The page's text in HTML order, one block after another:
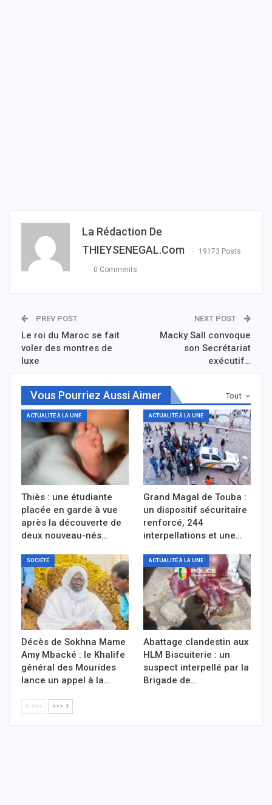
La Rédaction De
THIEYSENEGAL.com
19173 Posts
0 Comments
PREV POST
Le roi du Maroc se fait
voler des montres de
luxe
NEXT POST
Macky Sall convoque
son Secrétariat
exécutif…
Tout
Vous Pourriez Aussi Aimer
ACTUALITÉ À LA UNE
Thiès : une étudiante
placée en garde à vue
après la découverte de
deux nouveau-nés…
ACTUALITÉ À LA UNE
Grand Magal de Touba :
un dispositif sécuritaire
renforcé, 244
interpellations et une…
SOCIÉTÉ
Décès de Sokhna Mame
Amy Mbacké : le Khalife
général des Mourides
lance un appel à la…
ACTUALITÉ À LA UNE
Abattage clandestin aux
HLM Biscuiterie : un
suspect interpellé par la
Brigade de…
<<< >>>